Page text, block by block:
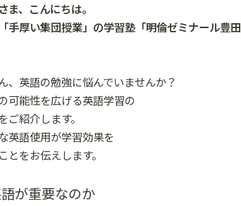
ま、こんにちは。
手厚い集団授業」の学習塾「明倫ゼミナール豊田
、英語の勉強に悩んでいませんか？
可能性を広げる英語学習の
ご紹介します。
英語使用が学習効果を
とをお伝えします。
が重要なのか